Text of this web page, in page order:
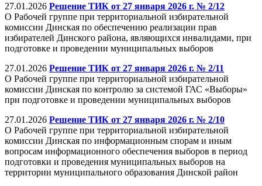
27.01.2026 Решение ТИК от 27 января 2026 г. № 2/12
О Рабочей группе при территориальной избирательной
комиссии Динская по обеспечению реализации прав
избирателей Динского района, являющихся инвалидами, при
подготовке и проведении муниципальных выборов
27.01.2026 Решение ТИК от 27 января 2026 г. № 2/11
О Рабочей группе при территориальной избирательной
комиссии Динская по контролю за системой ГАС «Выборы»
при подготовке и проведении муниципальных выборов
27.01.2026 Решение ТИК от 27 января 2026 г. № 2/10
О Рабочей группе при территориальной избирательной
комиссии Динская по информационным спорам и иным
вопросам информационного обеспечения выборов в период
подготовки и проведения муниципальных выборов на
территории муниципального образования Динской район